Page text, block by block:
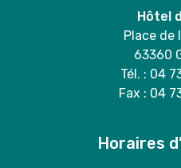
Hôtel
Place de
63360
Tél. : 04
Fax : 04
Horaires